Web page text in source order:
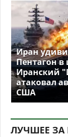
Иран
Пентагон в
Иранский
атаковал
США
ЛУЧШЕЕ